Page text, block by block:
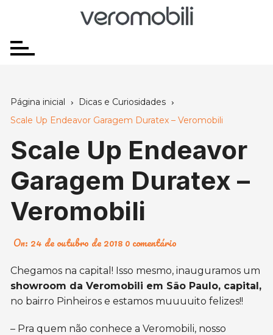
conteúdo
Página inicial
Dicas e Curiosidades
Scale Up Endeavor Garagem Duratex – Veromobili
Scale Up Endeavor
Garagem Duratex –
Veromobili
On: 24 de outubro de 20180 comentário
Chegamos na capital! Isso mesmo, inauguramos um
showroom da Veromobili em São Paulo, capital,
no bairro Pinheiros e estamos muuuuito felizes!!
– Pra quem não conhece a Veromobili, nosso